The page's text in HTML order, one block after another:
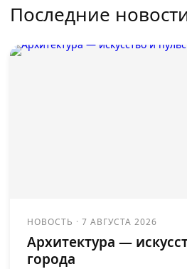
Последние
НОВОСТЬ ·7 АВГУСТА 2026
Архитектура —
города